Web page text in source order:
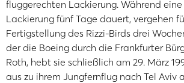
fluggerechten Lackierung. Während
Lackierung fünf Tage dauert, vergehen
Fertigstellung des Rizzi-Birds drei
der die Boeing durch die Frankfurter
Roth, hebt sie schließlich am 29. März
aus zu ihrem Jungfernflug nach Tel Aviv